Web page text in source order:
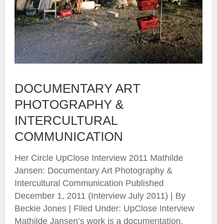
DOCUMENTARY ART
PHOTOGRAPHY &
INTERCULTURAL
COMMUNICATION
Her Circle UpClose Interview 2011 Mathilde
Jansen: Documentary Art Photography &
Intercultural Communication Published
December 1, 2011 (Interview July 2011) | By
Beckie Jones | Filed Under: UpClose Interview
Mathilde Jansen’s work is a documentation,